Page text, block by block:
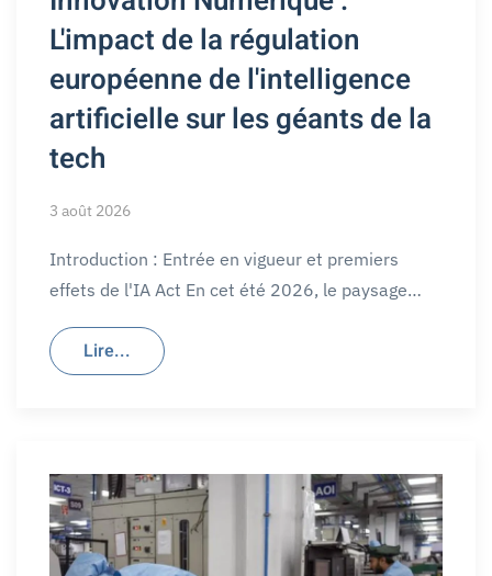
L'impact de la régulation
européenne de l'intelligence
artificielle sur les géants de la
tech
3 août 2026
Introduction : Entrée en vigueur et premiers
effets de l'IA Act En cet été 2026, le paysage…
Lire...